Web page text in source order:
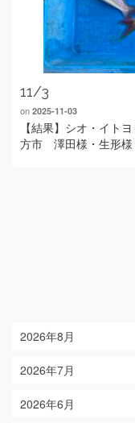
11/3
on 2025-11-03
【結果】シオ・イト
方市 澤田様・生形
2026年8月
2026年7月
2026年6月